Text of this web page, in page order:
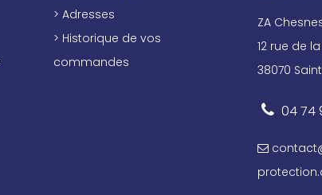
> Adresses
> Historique de vos
commandes
ZA
12 rue de
38070
04 74